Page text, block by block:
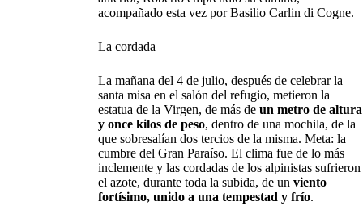
acompañado esta vez por Basilio Carlin di Cogne.
La cordada
La mañana del 4 de julio, después de celebrar la
santa misa en el salón del refugio, metieron la
estatua de la Virgen, de más de un metro de altura
y once kilos de peso, dentro de una mochila, de la
que sobresalían dos tercios de la misma. Meta: la
cumbre del Gran Paraíso. El clima fue de lo más
inclemente y las cordadas de los alpinistas sufrieron
el azote, durante toda la subida, de un viento
fortísimo, unido a una tempestad y frío.